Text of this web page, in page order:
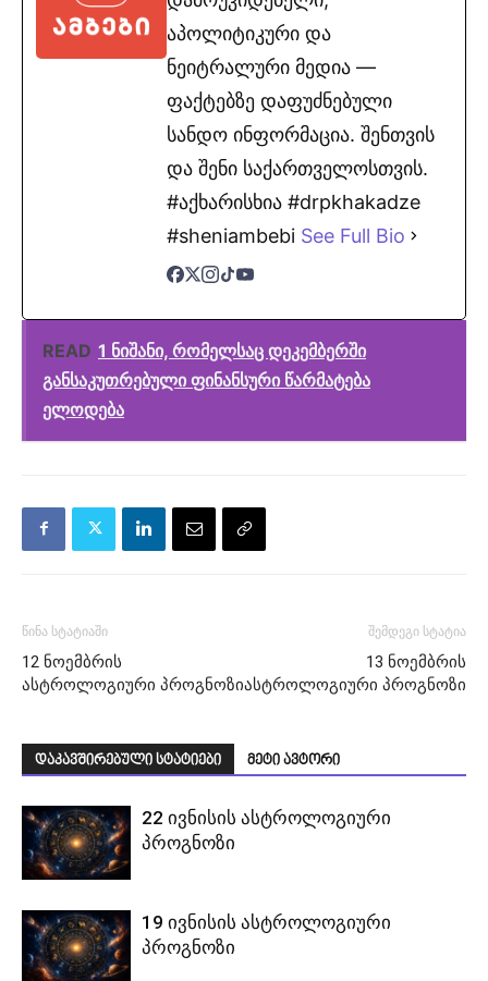
აპოლიტიკური და
ნეიტრალური მედია —
ფაქტებზე დაფუძნებული
სანდო ინფორმაცია. შენთვის
და შენი საქართველოსთვის.
#აქხარისხია #drpkhakadze
#sheniambebi See Full Bio
READ 1 ნიშანი, რომელსაც დეკემბერში
განსაკუთრებული ფინანსური წარმატება
ელოდება
წინა სტატიაში
12 ნოემბრის
ასტროლოგიური პროგნოზი
შემდეგი სტატია
13 ნოემბრის
ასტროლოგიური პროგნოზი
დაკავშირებული სტატიები მეტი ავტორი
22 ივნისის ასტროლოგიური
პროგნოზი
19 ივნისის ასტროლოგიური
პროგნოზი